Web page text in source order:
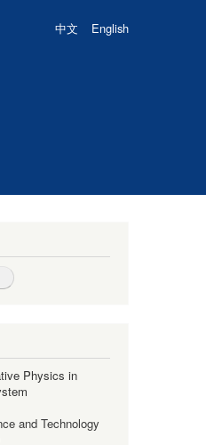
中文 English
Physics in
and Technology